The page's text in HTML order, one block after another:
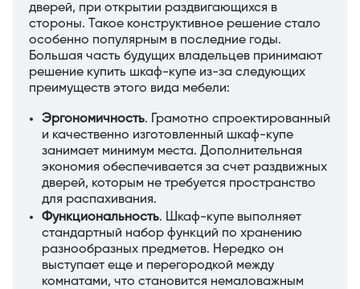
дверей, при открытии раздвигающихся в
стороны. Такое конструктивное решение стало
особенно популярным в последние годы.
Большая часть будущих владельцев принимают
решение купить шкаф-купе из-за следующих
преимуществ этого вида мебели:
Эргономичность. Грамотно спроектированный
и качественно изготовленный шкаф-купе
занимает минимум места. Дополнительная
экономия обеспечивается за счет раздвижных
дверей, которым не требуется пространство
для распахивания.
Функциональность. Шкаф-купе выполняет
стандартный набор функций по хранению
разнообразных предметов. Нередко он
выступает еще и перегородкой между
комнатами, что становится немаловажным